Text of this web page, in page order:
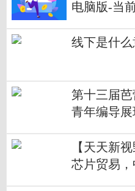
电脑版-当
线下是什
第十三届
青年编导
【天天新
芯片贸易